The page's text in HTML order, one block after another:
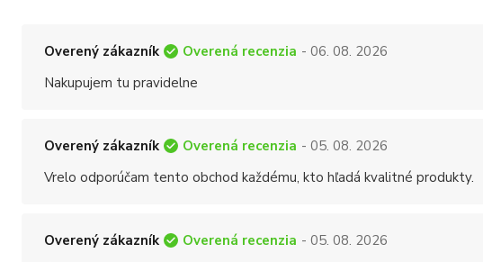
Overený zákazník Overená recenzia - 06. 08. 2026
Nakupujem tu pravidelne
Overený zákazník Overená recenzia - 05. 08. 2026
Vrelo odporúčam tento obchod každému, kto hľadá kvalitné produkty.
Overený zákazník Overená recenzia - 05. 08. 2026